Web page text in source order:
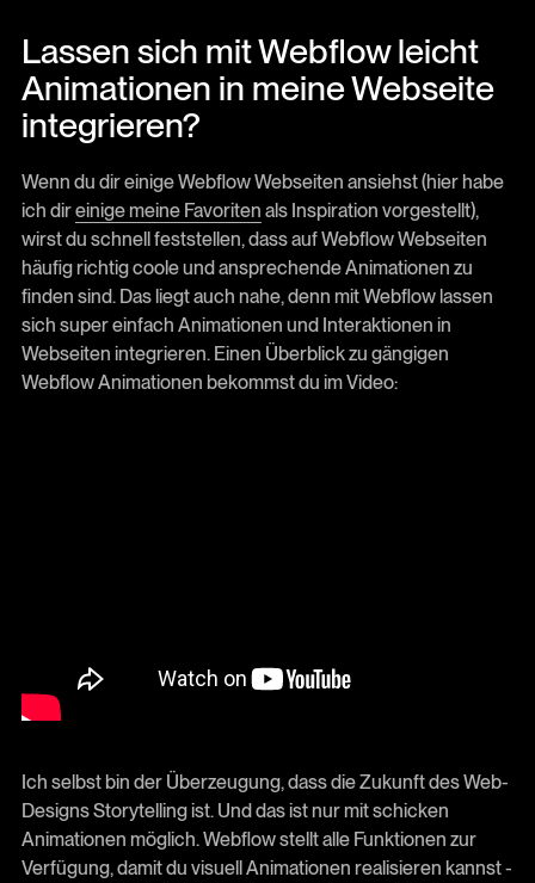
Lassen sich mit Webflow leicht
Animationen in meine Webseite
integrieren?
Wenn du dir einige Webflow Webseiten ansiehst (hier habe
ich direinige meine Favoriten als Inspiration vorgestellt),
wirst du schnell feststellen, dass auf Webflow Webseiten
häufig richtig coole und ansprechende Animationen zu
finden sind. Das liegt auch nahe, denn mit Webflow lassen
sich super einfach Animationen und Interaktionen in
Webseiten integrieren. Einen Überblick zu gängigen
Webflow Animationen bekommst du im Video:
Ich selbst bin der Überzeugung, dass die Zukunft des Web-
Designs Storytelling ist. Und das ist nur mit schicken
Animationen möglich. Webflow stellt alle Funktionen zur
Verfügung, damit du visuell Animationen realisieren kannst -